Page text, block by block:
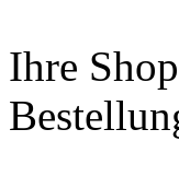
Ihre